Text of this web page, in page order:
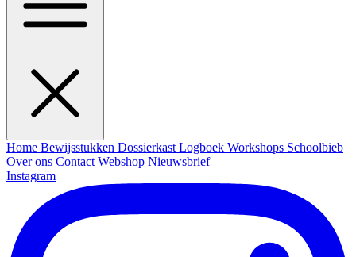
Home Bewijsstukken Dossierkast Logboek Workshops Schoolbieb
Over ons Contact Webshop Nieuwsbrief
Instagram